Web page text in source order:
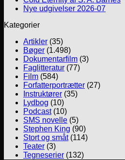
Nye udgivelser 2026-07
Kategorier
Artikler (35)
Bøger (1.498)
Dokumentarfilm (3)
Faglitteratur (77)
Film (584)
Forfatterportrætter (27)
Instruktører (35)
Lydbog (10)
Podcast(10)
SMS novelle (5)
Stephen King (90)
Stort og småt(114)
Teater (3)
Tegneserier (132)